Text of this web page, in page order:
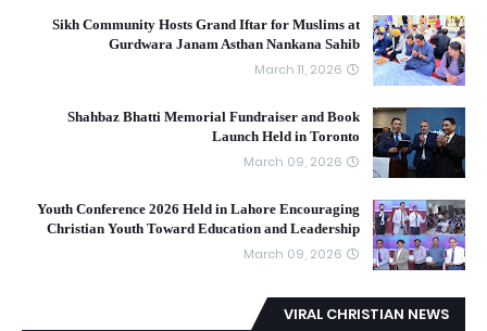
Sikh Community Hosts Grand Iftar for Muslims at
Gurdwara Janam Asthan Nankana Sahib
March 11, 2026
Shahbaz Bhatti Memorial Fundraiser and Book
Launch Held in Toronto
March 09, 2026
Youth Conference 2026 Held in Lahore Encouraging
Christian Youth Toward Education and Leadership
March 09, 2026
VIRAL CHRISTIAN NEWS